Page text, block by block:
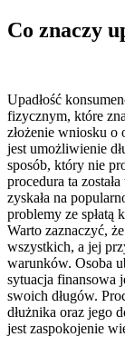
Co znaczy
Upadłość
fizycznym, które
złożenie wniosku o
jest umożliwienie
sposób, który nie
procedura ta
zyskała na
problemy ze
Warto zaznaczyć,
wszystkich, a jej
warunków. Osoba
sytuacja finansowa
swoich długów.
dłużnika oraz jego
jest zaspokojenie